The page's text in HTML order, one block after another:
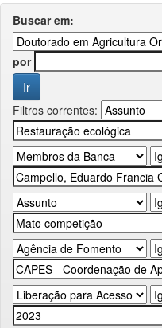
Buscar em:
por
Filtros correntes: